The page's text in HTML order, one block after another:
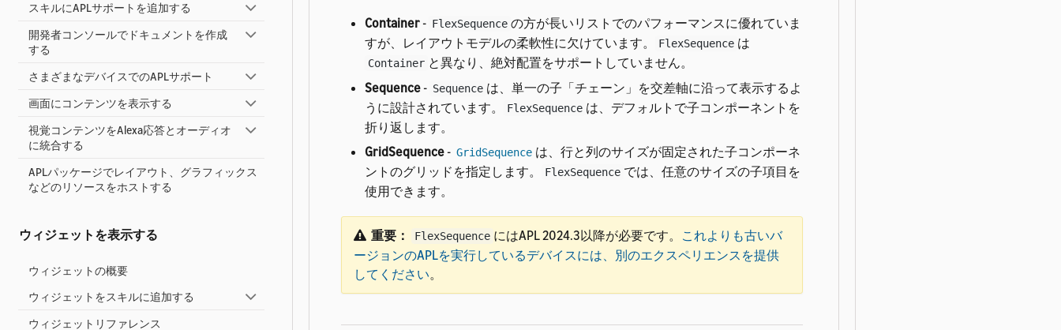
スキルにAPLサポートを追加する
開発者コンソールでドキュメントを作成
する
さまざまなデバイスでのAPLサポート
画面にコンテンツを表示する
視覚コンテンツをAlexa応答とオーディオ
に統合する
APLパッケージでレイアウト、グラフィックス
などのリソースをホストする
ウィジェットを表示する
ウィジェットの概要
ウィジェットをスキルに追加する
ウィジェットリファレンス
Container - FlexSequence の方が長いリストでのパフォーマンスに優れていま
すが、レイアウトモデルの柔軟性に欠けています。
FlexSequence は
Container と異なり、絶対配置をサポートしていません。
Sequence - Sequence は、単一の子「チェーン」を交差軸に沿って表示するよ
うに設計されています。
FlexSequence は、デフォルトで子コンポーネントを
折り返します。
GridSequence - GridSequence は、行と列のサイズが固定された子コンポーネ
ントのグリッドを指定します。
FlexSequence では、任意のサイズの子項目を
使用できます。
重要： FlexSequence にはAPL 2024.3以降が必要です。 これよりも古いバ
ージョンのAPLを実行しているデバイスには、別のエクスペリエンスを提供
してください。